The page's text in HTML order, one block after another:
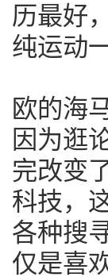
历最好
纯运动
欧的海
因为逛
完改变
科技，
各种搜
仅是喜